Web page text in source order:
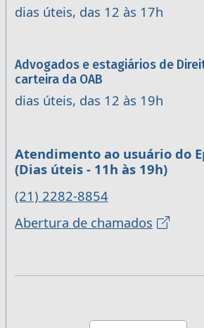
dias úteis, das 12 às 17h
Advogados e estagiários de
carteira da OAB
dias úteis, das 12 às 19h
Atendimento ao usuário do
(Dias úteis - 11h às 19h)
(21) 2282-8854
Abertura de chamados